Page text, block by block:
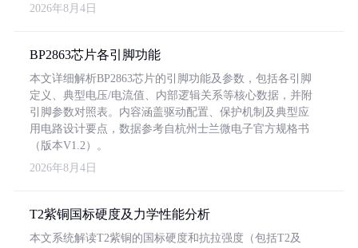
2026年8月4日
BP2863芯片各引脚功能
本文详细解析BP2863芯片的引脚功能及参数，包括各引脚
定义、典型电压/电流值、内部逻辑关系等核心数据，并附
引脚参数对照表。内容涵盖驱动配置、保护机制及典型应
用电路设计要点，数据参考自杭州士兰微电子官方规格书
（版本V1.2）。
2026年8月4日
T2紫铜国标硬度及力学性能分析
本文系统解读T2紫铜的国标硬度和抗拉强度（包括T2及